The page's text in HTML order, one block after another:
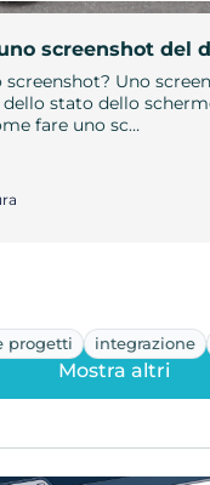
screenshot del
screenshot? Uno
stato dello
fare uno sc…
progetti integrazione
Mostra altri